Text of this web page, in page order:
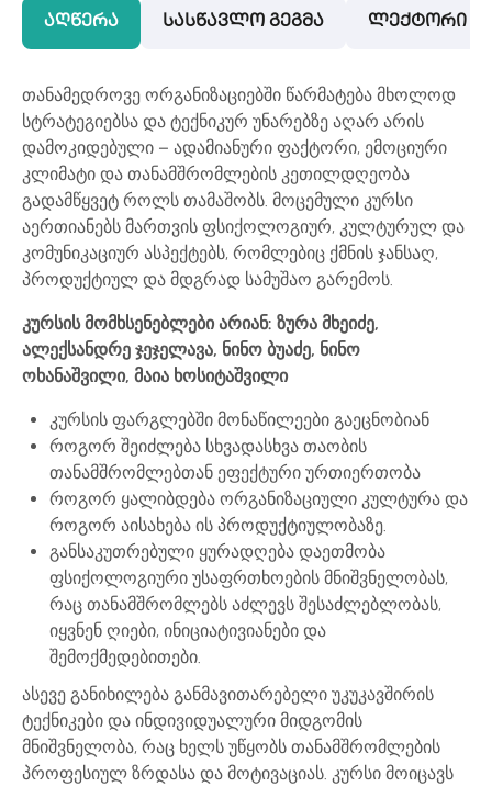
აღწერა სასწავლო გეგმა ლექტორი
თანამედროვე ორგანიზაციებში წარმატება მხოლოდ
სტრატეგიებსა და ტექნიკურ უნარებზე აღარ არის
დამოკიდებული – ადამიანური ფაქტორი, ემოციური
კლიმატი და თანამშრომლების კეთილდღეობა
გადამწყვეტ როლს თამაშობს. მოცემული კურსი
აერთიანებს მართვის ფსიქოლოგიურ, კულტურულ და
კომუნიკაციურ ასპექტებს, რომლებიც ქმნის ჯანსაღ,
პროდუქტიულ და მდგრად სამუშაო გარემოს.
კურსის მომხსენებლები არიან: ზურა მხეიძე,
ალექსანდრე ჯეჯელავა, ნინო ბუაძე, ნინო
ოხანაშვილი, მაია ხოსიტაშვილი
კურსის ფარგლებში მონაწილეები გაეცნობიან
როგორ შეიძლება სხვადასხვა თაობის
თანამშრომლებთან ეფექტური ურთიერთობა
როგორ ყალიბდება ორგანიზაციული კულტურა და
როგორ აისახება ის პროდუქტიულობაზე.
განსაკუთრებული ყურადღება დაეთმობა
ფსიქოლოგიური უსაფრთხოების მნიშვნელობას,
რაც თანამშრომლებს აძლევს შესაძლებლობას,
იყვნენ ღიები, ინიციატივიანები და
შემოქმედებითები.
ასევე განიხილება განმავითარებელი უკუკავშირის
ტექნიკები და ინდივიდუალური მიდგომის
მნიშვნელობა, რაც ხელს უწყობს თანამშრომლების
პროფესიულ ზრდასა და მოტივაციას. კურსი მოიცავს